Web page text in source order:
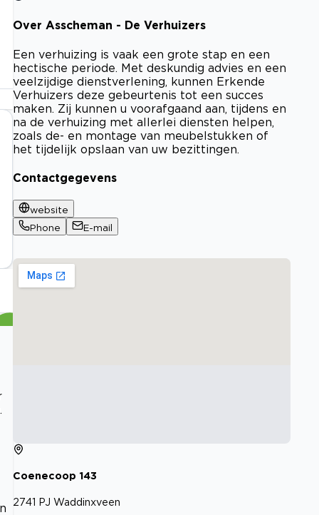
Bekijk certificaat
Over Asscheman - De Verhuizers
Een verhuizing is vaak een grote stap en een
hectische periode. Met deskundig advies en een
veelzijdige dienstverlening, kunnen Erkende
Verhuizers deze gebeurtenis tot een succes
maken. Zij kunnen u voorafgaand aan, tijdens en
na de verhuizing met allerlei diensten helpen,
zoals de- en montage van meubelstukken of
het tijdelijk opslaan van uw bezittingen.
Contactgegevens
website
Phone
E-mail
Coenecoop 143
2741 PJ Waddinxveen